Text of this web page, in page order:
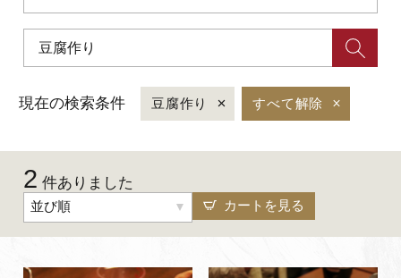
FAQ
パンフレットダウンロード
よくあるご質問・お問い合わせ
プライバシーポリシー
現在の検索条件 豆腐作り すべて解除
2 件ありました
並び順 カートを見る